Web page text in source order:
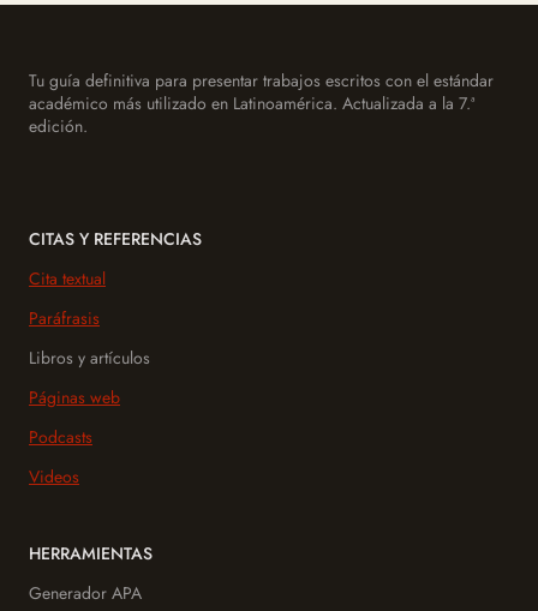
Tu guía definitiva para presentar trabajos escritos con el estándar
académico más utilizado en Latinoamérica. Actualizada a la 7.ª
edición.
CITAS Y REFERENCIAS
Cita textual
Paráfrasis
Libros y artículos
Páginas web
Podcasts
Videos
HERRAMIENTAS
Generador APA